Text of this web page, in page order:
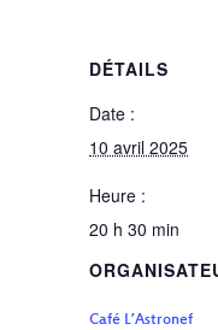
DÉTAILS
Date :
10 avril 2025
Heure :
20 h 30 min
Café L’Astronef